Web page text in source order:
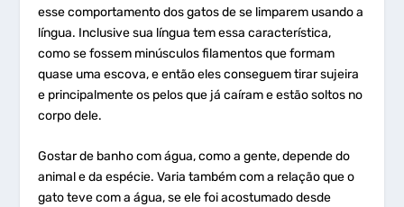
esse comportamento dos gatos de se limparem usando a
língua. Inclusive sua língua tem essa característica,
como se fossem minúsculos filamentos que formam
quase uma escova, e então eles conseguem tirar sujeira
e principalmente os pelos que já caíram e estão soltos no
corpo dele.
Gostar de banho com água, como a gente, depende do
animal e da espécie. Varia também com a relação que o
gato teve com a água, se ele foi acostumado desde